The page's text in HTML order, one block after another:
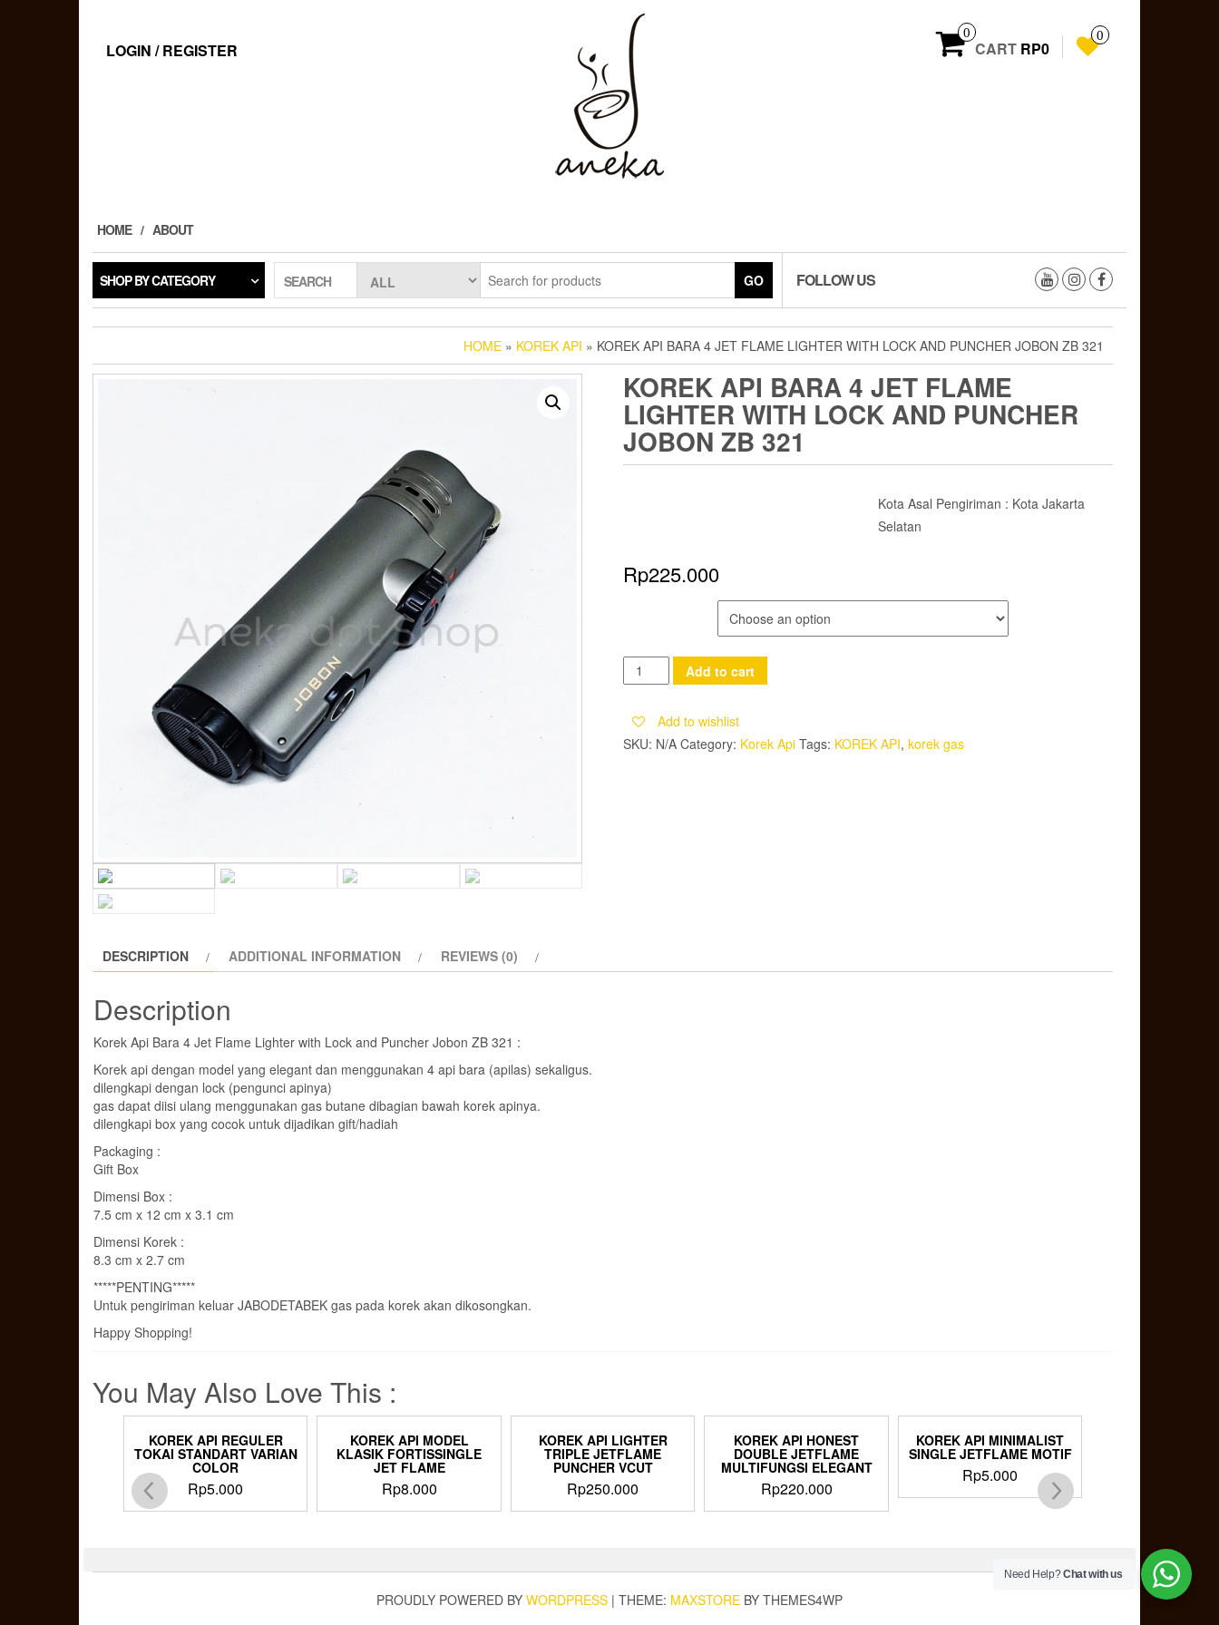
LOGIN / REGISTER
0
CART RP0
0
HOME ABOUT
SHOP BY CATEGORY SEARCH GO FOLLOW US
HOME » KOREK API » KOREK API BARA 4 JET FLAME LIGHTER WITH LOCK AND PUNCHER JOBON ZB 321
KOREK API BARA 4 JET FLAME
LIGHTER WITH LOCK AND PUNCHER
JOBON ZB 321
Kota Asal Pengiriman : Kota Jakarta
Selatan
Rp225.000
Korek
Api
Bara
4
Add to cart
Add to wishlist
SKU: N/A Category: Korek Api Tags: KOREK API, korek gas
DESCRIPTION ADDITIONAL INFORMATION REVIEWS (0)
Description
Korek Api Bara 4 Jet Flame Lighter with Lock and Puncher Jobon ZB 321 :
Korek api dengan model yang elegant dan menggunakan 4 api bara (apilas) sekaligus.
dilengkapi dengan lock (pengunci apinya)
gas dapat diisi ulang menggunakan gas butane dibagian bawah korek apinya.
dilengkapi box yang cocok untuk dijadikan gift/hadiah
Packaging :
Gift Box
Dimensi Box :
7.5 cm x 12 cm x 3.1 cm
Dimensi Korek :
8.3 cm x 2.7 cm
*****PENTING*****
Untuk pengiriman keluar JABODETABEK gas pada korek akan dikosongkan.
Happy Shopping!
You May Also Love This :
KOREK API REGULER
TOKAI STANDART VARIAN
COLOR
Rp5.000
KOREK API MODEL
KLASIK FORTISSINGLE
JET FLAME
Rp8.000
KOREK API LIGHTER
TRIPLE JETFLAME
PUNCHER VCUT
Rp250.000
KOREK API HONEST
DOUBLE JETFLAME
MULTIFUNGSI ELEGANT
Rp220.000
KOREK API MINIMALIST
SINGLE JETFLAME MOTIF
Rp5.000
PROUDLY POWERED BY WORDPRESS | THEME: MAXSTORE BY THEMES4WP
Need Help?Chat with us